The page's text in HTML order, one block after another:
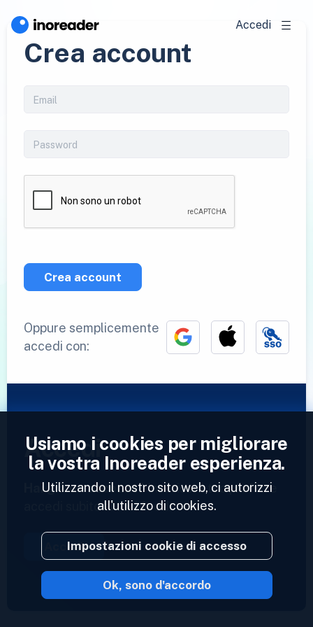
Accedi
Crea account
Crea account
Oppure semplicemente
accedi con:
Accedi
Hai già un account?Inserisci il tuo profilo e
accedi subito ai tuoi feed.
Accedi
2023 © Inoreader
Usiamo i cookies per migliorare
la vostra Inoreader esperienza.
Utilizzando il nostro sito web, ci autorizzi
all'utilizzo di cookies.
Impostazioni cookie di accesso
Ok, sono d'accordo